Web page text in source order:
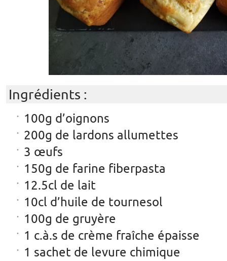
Ingrédients :
100g d’oignons
200g de lardons allumettes
3 œufs
150g de farine fiberpasta
12.5cl de lait
10cl d’huile de tournesol
100g de gruyère
1 c.à.s de crème fraîche épaisse
1 sachet de levure chimique